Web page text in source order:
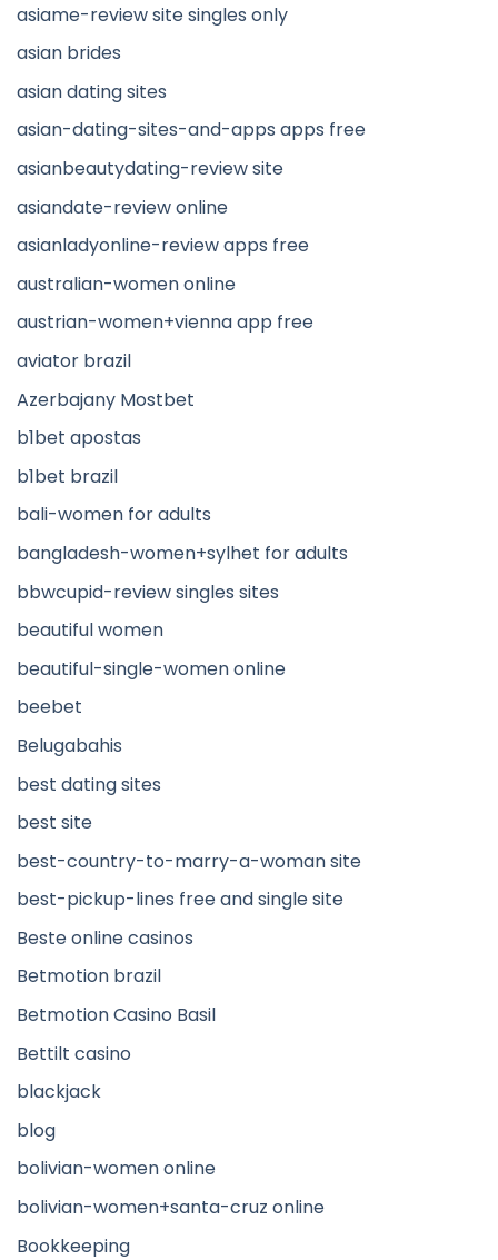
asiame-review site singles only
asian brides
asian dating sites
asian-dating-sites-and-apps apps free
asianbeautydating-review site
asiandate-review online
asianladyonline-review apps free
australian-women online
austrian-women+vienna app free
aviator brazil
Azerbajany Mostbet
b1bet apostas
b1bet brazil
bali-women for adults
bangladesh-women+sylhet for adults
bbwcupid-review singles sites
beautiful women
beautiful-single-women online
beebet
Belugabahis
best dating sites
best site
best-country-to-marry-a-woman site
best-pickup-lines free and single site
Beste online casinos
Betmotion brazil
Betmotion Casino Basil
Bettilt casino
blackjack
blog
bolivian-women online
bolivian-women+santa-cruz online
Bookkeeping